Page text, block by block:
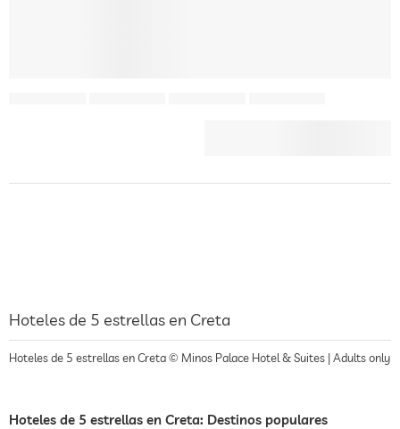
Hoteles de 5 estrellas en Creta
Hoteles de 5 estrellas en Creta © Minos Palace Hotel & Suites | Adults only
Hoteles de 5 estrellas en Creta: Destinos populares